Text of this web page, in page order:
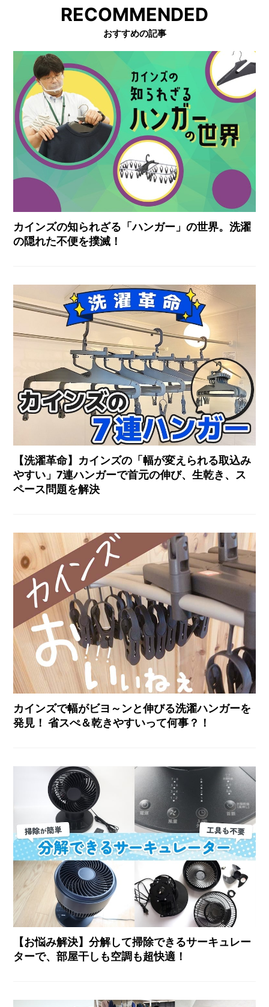
RECOMMENDED
おすすめの記事
カインズの知られざる「ハンガー」の世界。洗濯
の隠れた不便を撲滅！
【洗濯革命】カインズの「幅が変えられる取込み
やすい」7連ハンガーで首元の伸び、生乾き、ス
ペース問題を解決
カインズで幅がビヨ～ンと伸びる洗濯ハンガーを
発見！ 省スぺ＆乾きやすいって何事？！
【お悩み解決】分解して掃除できるサーキュレー
ターで、部屋干しも空調も超快適！